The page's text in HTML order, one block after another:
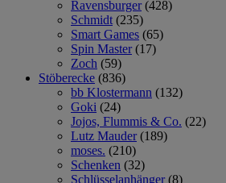
Ravensburger (428)
Schmidt (235)
Smart Games (65)
Spin Master (17)
Zoch (59)
Stöberecke (836)
bb Klostermann (132)
Goki (24)
Jojos, Flummis & Co. (22)
Lutz Mauder (189)
moses. (210)
Schenken (32)
Schlüsselanhänger (8)